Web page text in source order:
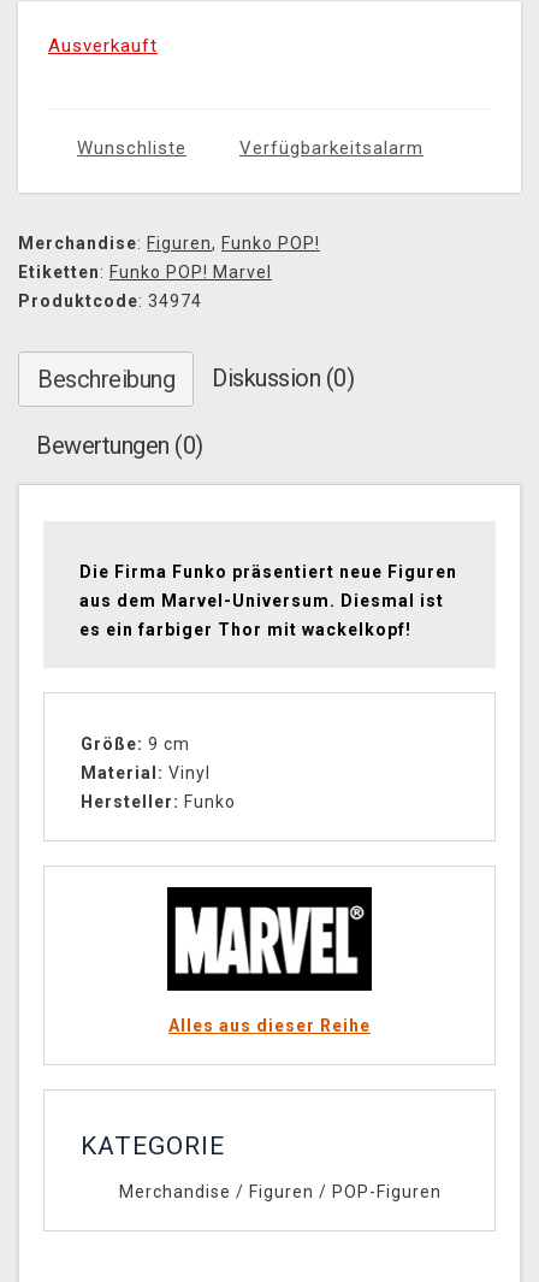
Ausverkauft
Wunschliste Verfügbarkeitsalarm
Merchandise: Figuren, Funko POP!
Etiketten: Funko POP! Marvel
Produktcode: 34974
Beschreibung Diskussion (0)
Bewertungen (0)
Die Firma Funko präsentiert neue Figuren
aus dem Marvel-Universum. Diesmal ist
es ein farbiger Thor mit wackelkopf!
Größe: 9 cm
Material: Vinyl
Hersteller: Funko
Alles aus dieser Reihe
KATEGORIE
Merchandise / Figuren / POP-Figuren